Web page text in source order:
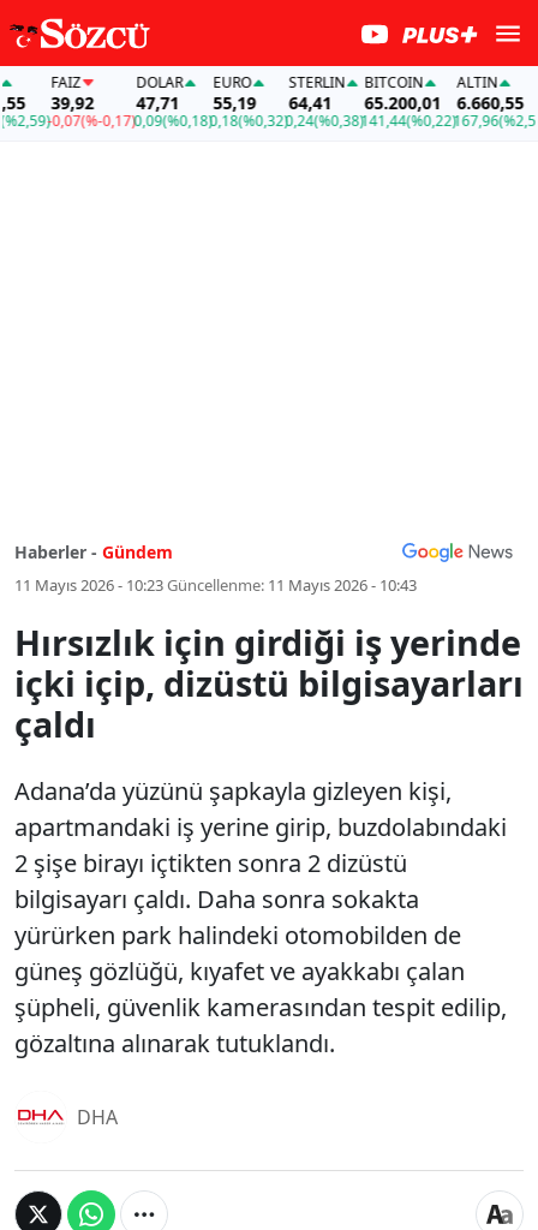
FAİZ
39,92
-0,07(%-0,17)
DOLAR
47,71
0,09(%0,18)
EURO
55,19
0,18(%0,32)
STERLIN
64,41
0,24(%0,38)
BITCOIN
65.200,01
141,44(%0,22)
ALTIN
6.660,55
167,96(%2,59)
Haberler - Gündem
11 Mayıs 2026 - 10:23Güncellenme: 11 Mayıs 2026 - 10:43
Hırsızlık için girdiği iş yerinde
içki içip, dizüstü bilgisayarları
çaldı
Adana’da yüzünü şapkayla gizleyen kişi,
apartmandaki iş yerine girip, buzdolabındaki
2 şişe birayı içtikten sonra 2 dizüstü
bilgisayarı çaldı. Daha sonra sokakta
yürürken park halindeki otomobilden de
güneş gözlüğü, kıyafet ve ayakkabı çalan
şüpheli, güvenlik kamerasından tespit edilip,
gözaltına alınarak tutuklandı.
DHA